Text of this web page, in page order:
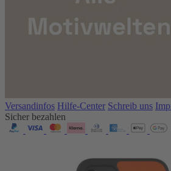
Versandinfos Hilfe-Center Schreib uns
Sicher bezahlen